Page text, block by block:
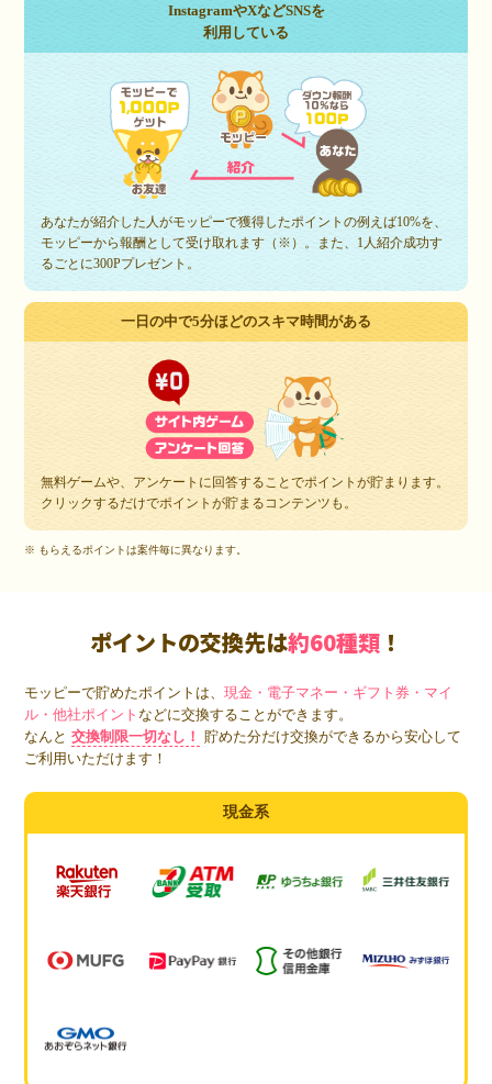
InstagramやXなどSNSを
利用している
あなたが紹介した人がモッピーで獲得したポイントの例えば10%を、
モッピーから報酬として受け取れます（※）。また、1人紹介成功す
るごとに300Pプレゼント。
一日の中で5分ほどのスキマ時間がある
無料ゲームや、アンケートに回答することでポイントが貯まります。
クリックするだけでポイントが貯まるコンテンツも。
※ もらえるポイントは案件毎に異なります。
ポイントの交換先は約60種類 ！
モッピーで貯めたポイントは、現金・電子マネー・ギフト券・マイ
ル・他社ポイントなどに交換することができます。
なんと 交換制限一切なし！
貯めた分だけ交換ができるから安心して
ご利用いただけます！
現金系